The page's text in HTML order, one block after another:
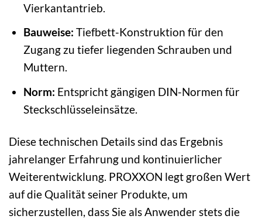
Vierkantantrieb.
Bauweise: Tiefbett-Konstruktion für den
Zugang zu tiefer liegenden Schrauben und
Muttern.
Norm: Entspricht gängigen DIN-Normen für
Steckschlüsseleinsätze.
Diese technischen Details sind das Ergebnis
jahrelanger Erfahrung und kontinuierlicher
Weiterentwicklung. PROXXON legt großen Wert
auf die Qualität seiner Produkte, um
sicherzustellen, dass Sie als Anwender stets die